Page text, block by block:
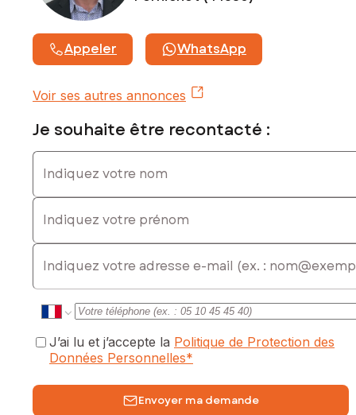
0649017088, E-mail : richard.bouillard@safti.fr - EI - Agent
commercial immatriculé au RSAC de SAINT NAZAIRE sous le
numéro 828 110 411
Appeler WhatsApp
Voir ses autres annonces
Je souhaite être recontacté :
Indiquez votre nom
Indiquez votre prénom
E-mail
J’ai lu et j’accepte la Politique de Protection des
Données Personnelles*
Envoyer ma demande